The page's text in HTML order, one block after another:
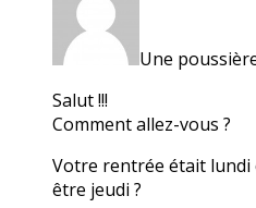
Une
Salut !!!
Comment allez-vous ?
Votre rentrée était lundi
être jeudi ?